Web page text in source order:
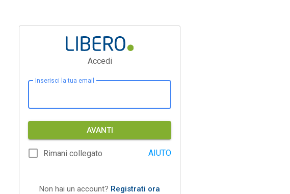
Accedi
Inserisci la tua email
AVANTI
Rimani collegato AIUTO
Non hai un account? Registrati ora